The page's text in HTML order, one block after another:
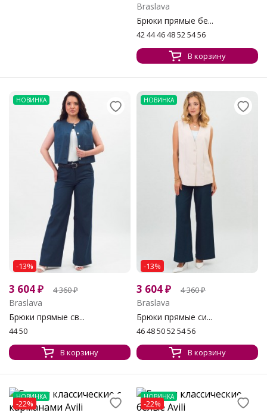
Braslava
Брюки прямые бе...
42 44 46 48 52 54 56
В корзину
НОВИНКА
-13%
3 604₽ 4 360₽
Braslava
Брюки прямые св...
44 50
В корзину
НОВИНКА
-13%
3 604₽ 4 360₽
Braslava
Брюки прямые си...
46 48 50 52 54 56
В корзину
НОВИНКА
-22%
НОВИНКА
-22%